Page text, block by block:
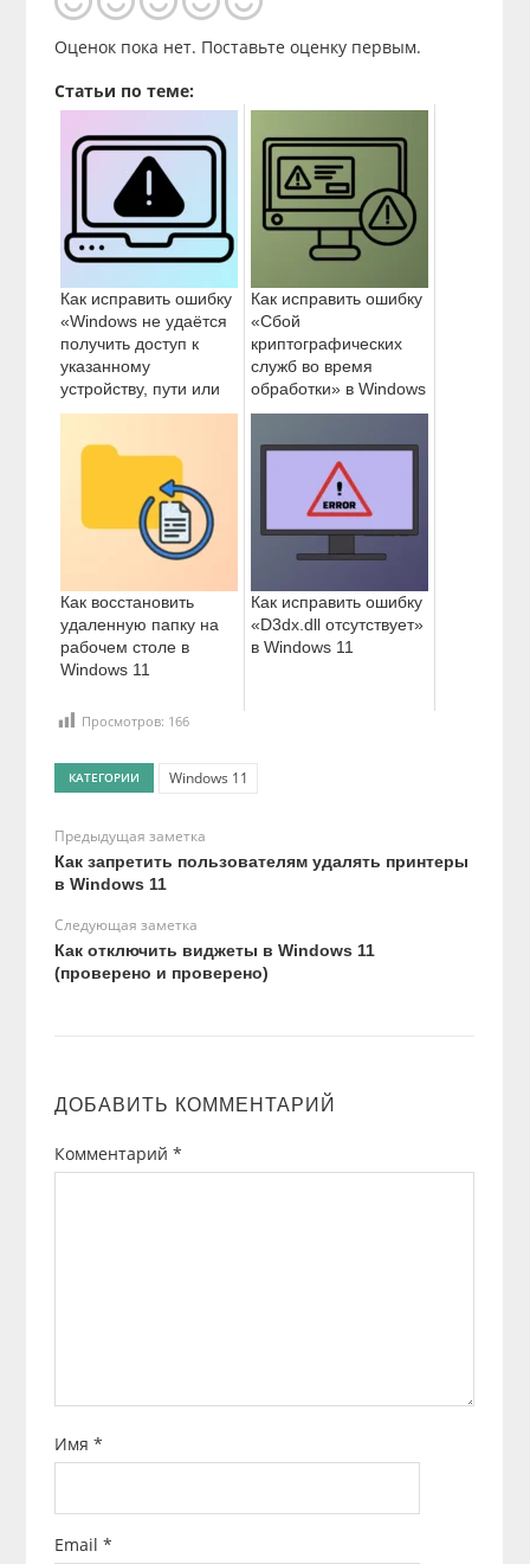
Оценок пока нет. Поставьте оценку первым.
Статьи по теме:
Как исправить ошибку
«Windows не удаётся
получить доступ к
указанному
устройству, пути или
файлу» в Windows 11
Как исправить ошибку
«Сбой
криптографических
служб во время
обработки» в Windows
11
Как восстановить
удаленную папку на
рабочем столе в
Windows 11
Как исправить ошибку
«D3dx.dll отсутствует»
в Windows 11
Просмотров: 166
КАТЕГОРИИ Windows 11
Предыдущая заметка
Как запретить пользователям удалять принтеры
в Windows 11
Следующая заметка
Как отключить виджеты в Windows 11
(проверено и проверено)
ДОБАВИТЬ КОММЕНТАРИЙ
Комментарий *
Имя *
Email *